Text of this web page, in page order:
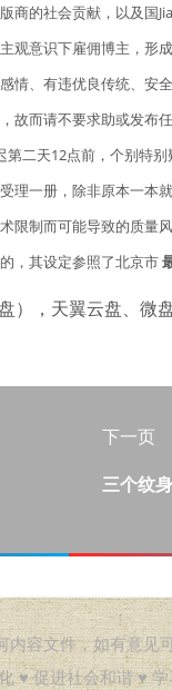
的社会贡献，以及国
意识下雇佣博主，形
、有违优良传统、安
而请不要求助或发布
二天12点前，个别特别
一册，除非原本一本
制而可能导致的质量
，其设定参照了北京市
），天翼云盘、微
下一页
三个纹
内容文件，如有意
♥ 促进社会和谐 ♥